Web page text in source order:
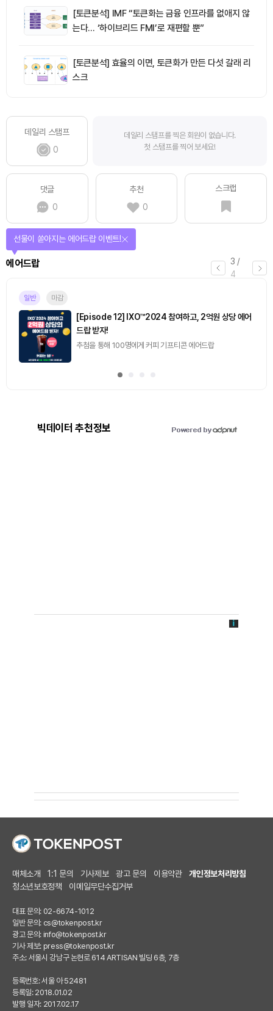
[토큰분석] IMF “토큰화는 금융 인프라를 없애지 않
는다… ‘하이브리드 FMI’로 재편할 뿐”
[토큰분석] 효율의 이면, 토큰화가 만든 다섯 갈래 리
스크
데일리 스탬프
0
데일리 스탬프를 찍은 회원이 없습니다.
첫 스탬프를 찍어 보세요!
댓글
0
추천
0
스크랩
3 /
4
에어드랍
선물이 쏟아지는 에어드랍 이벤트!
일반 마감
[Episode 12] IXO™2024 참여하고, 2억원 상당 에어
드랍 받자!
추첨을 통해 100명에게 커피 기프티콘 에어드랍
빅데이터 추천정보
매체소개 1:1 문의 기사제보 광고 문의 이용약관
개인정보처리방침
청소년보호정책
이메일무단수집거부
대표 문의: 02-6674-1012
일반 문의: cs@tokenpost.kr
광고 문의: info@tokenpost.kr
기사 제보: press@tokenpost.kr
주소: 서울시 강남구 논현로 614 ARTISAN 빌딩 6층, 7층
등록번호: 서울 아 52481
등록일: 2018.01.02
발행 일자: 2017.02.17